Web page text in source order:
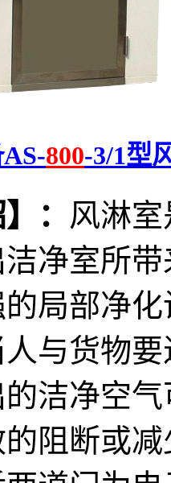
800-3/1型
： 风淋
净室所
局部净
与货物
洁净空
阻断或